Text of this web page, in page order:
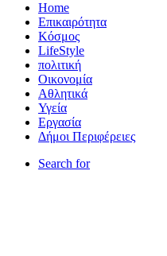
Home
Επικαιρότητα
Κόσμος
LifeStyle
πολιτική
Οικονομία
Αθλητικά
Υγεία
Εργασία
Δήμοι Περιφέρειες
Search for